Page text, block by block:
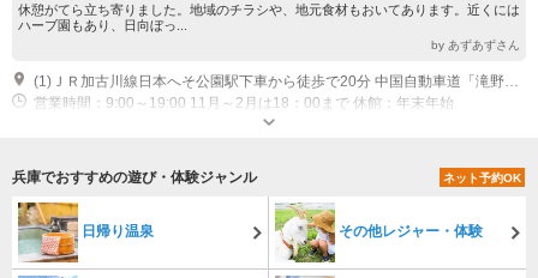
休憩がてら立ち寄りました。地域のチラシや、地元食材もおいてあります。近くには
ハーブ園もあり、日向ぼっ...
by あずあずさん
(1)ＪＲ加古川線日本へそ公園駅下車から徒歩で20分 中国自動車道「滝野社インター」から車で25分（国道175線を北上）
営業時間：9:00～19:00 11月～2月は18：00まで 休館：年末年始
専用駐車場あり（無料）53台 道の駅の駐車場をご利用ください。
兵庫でおすすめの遊び・体験ジャンル ネット予約OK
日帰り温泉 その他レジャー・体験